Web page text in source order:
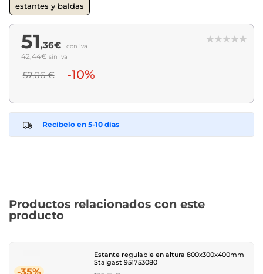
estantes y baldas
51,36€ con iva
42,44€ sin iva
57,06 € -10%
Recíbelo en 5-10 días
Productos relacionados con este
producto
Estante regulable en altura 800x300x400mm
Stalgast 951753080